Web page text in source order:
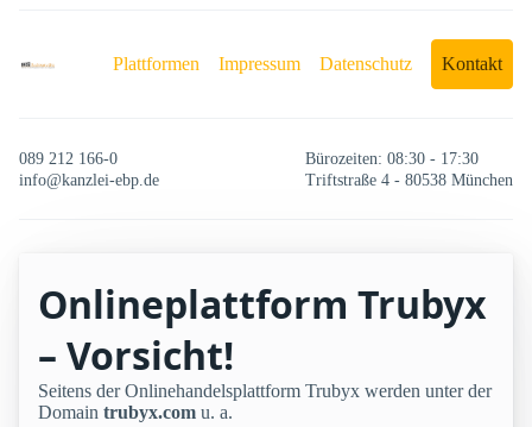
Plattformen Impressum Datenschutz Kontakt
089 212 166-0
info@kanzlei-ebp.de
Bürozeiten: 08:30 - 17:30
Triftstraße 4 - 80538 München
Onlineplattform Trubyx
– Vorsicht!
Seitens der Onlinehandelsplattform Trubyx werden unter der
Domain trubyx.com u. a.